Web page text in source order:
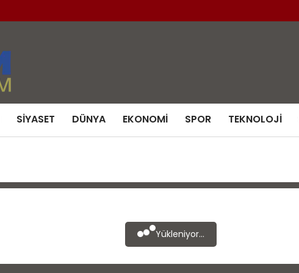
SIYASET DÜNYA EKONOMI SPOR TEKNOLOJI
Yükleniyor...